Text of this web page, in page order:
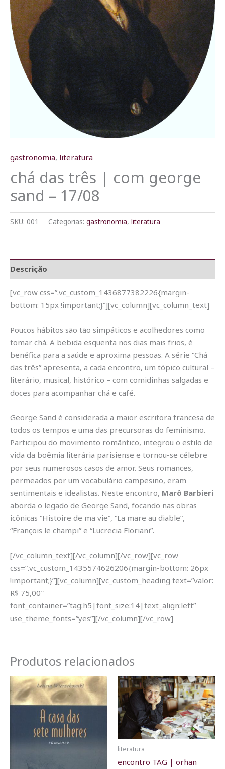
gastronomia, literatura
chá das três | com george
sand – 17/08
SKU: 001 Categorias: gastronomia, literatura
Descrição
[vc_row css=”.vc_custom_1436877382226{margin-
bottom: 15px !important;}”][vc_column][vc_column_text]
Poucos hábitos são tão simpáticos e acolhedores como
tomar chá. A bebida esquenta nos dias mais frios, é
benéfica para a saúde e aproxima pessoas. A série “Chá
das três” apresenta, a cada encontro, um tópico cultural –
literário, musical, histórico – com comidinhas salgadas e
doces para acompanhar chá e café.
George Sand é considerada a maior escritora francesa de
todos os tempos e uma das precursoras do feminismo.
Participou do movimento romântico, integrou o estilo de
vida da boêmia literária parisiense e tornou-se célebre
por seus numerosos casos de amor. Seus romances,
permeados por um vocabulário campesino, eram
sentimentais e idealistas. Neste encontro, Marô Barbieri
aborda o legado de George Sand, focando nas obras
icônicas “Histoire de ma vie”, “La mare au diable”,
“François le champi” e “Lucrecia Floriani”.
[/vc_column_text][/vc_column][/vc_row][vc_row
css=”.vc_custom_1435574626206{margin-bottom: 26px
!important;}”][vc_column][vc_custom_heading text=”valor:
R$ 75,00″
font_container=”tag:h5|font_size:14|text_align:left”
use_theme_fonts=”yes”][/vc_column][/vc_row]
Produtos relacionados
literatura
encontro TAG | orhan